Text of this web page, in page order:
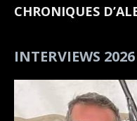
CHRONIQUES
INTERVIEWS 2026